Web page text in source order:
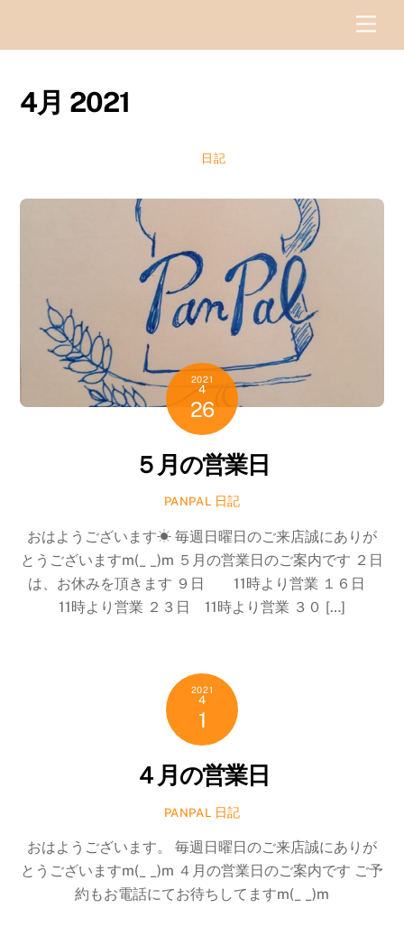
4月 2021
日記
2021
4
26
５月の営業日
PANPAL 日記
おはようございます☀ 毎週日曜日のご来店誠にありが
とうございますm(_ _)m ５月の営業日のご案内です ２日
は、お休みを頂きます ９日 11時より営業 １６日
11時より営業 ２３日 11時より営業 ３０ […]
2021
4
1
４月の営業日
PANPAL 日記
おはようございます。 毎週日曜日のご来店誠にありが
とうございますm(_ _)m ４月の営業日のご案内です ご予
約もお電話にてお待ちしてますm(_ _)m